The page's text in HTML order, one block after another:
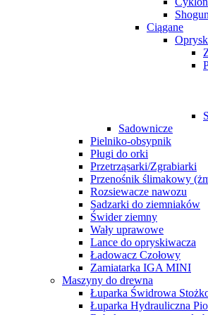
Shogun
Ciągane
Sadownicze
Pielniko-obsypnik
Pługi do orki
Przetrząsarki/Zgrabiarki
Przenośnik ślimakowy
Rozsiewacze nawozu
Sadzarki do ziemniaków
Świder ziemny
Wały uprawowe
Lance do opryskiwacza
Ładowacz Czołowy
Zamiatarka IGA MINI
Maszyny do drewna
Łuparka Świdrowa
Łuparka Hydrauliczna